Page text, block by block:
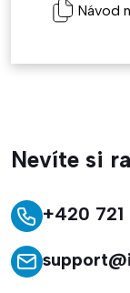
Návod
Nevíte si
+420 721